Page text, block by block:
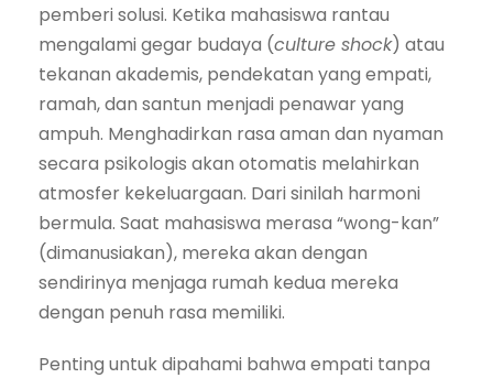
pemberi solusi. Ketika mahasiswa rantau
mengalami gegar budaya (culture shock) atau
tekanan akademis, pendekatan yang empati,
ramah, dan santun menjadi penawar yang
ampuh. Menghadirkan rasa aman dan nyaman
secara psikologis akan otomatis melahirkan
atmosfer kekeluargaan. Dari sinilah harmoni
bermula. Saat mahasiswa merasa “wong-kan”
(dimanusiakan), mereka akan dengan
sendirinya menjaga rumah kedua mereka
dengan penuh rasa memiliki.
Penting untuk dipahami bahwa empati tanpa